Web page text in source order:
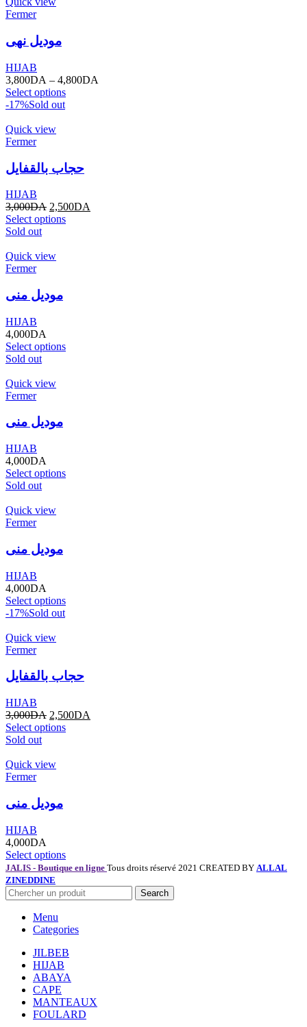
Fermer
موديل نهى
HIJAB
3,800DA – 4,800DA
Select options
-17%Sold out
Quick view
Fermer
حجاب بالقفايل
HIJAB
3,000DA 2,500DA
Select options
Sold out
Quick view
Fermer
موديل منى
HIJAB
4,000DA
Select options
Sold out
Quick view
Fermer
موديل منى
HIJAB
4,000DA
Select options
Sold out
Quick view
Fermer
موديل منى
HIJAB
4,000DA
Select options
-17%Sold out
Quick view
Fermer
حجاب بالقفايل
HIJAB
3,000DA 2,500DA
Select options
Sold out
Quick view
Fermer
موديل منى
HIJAB
4,000DA
Select options
JALIS - Boutique en ligne Tous droits réservé 2021 CREATED BY ALLAL
ZINEDDINE
Search
Menu
Categories
JILBEB
HIJAB
ABAYA
CAPE
MANTEAUX
FOULARD